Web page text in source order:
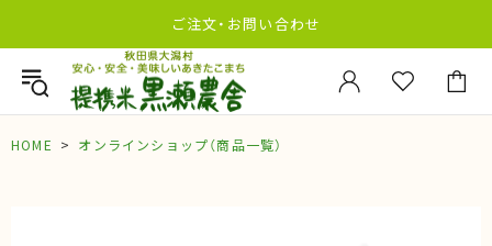
ご注文・お問い合わせ
HOME オンラインショップ（商品一覧）